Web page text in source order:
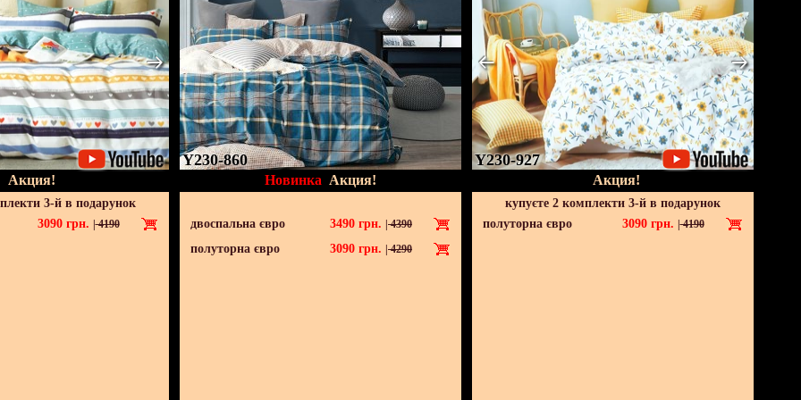
Акция!
3-й в подарунок
3090 грн. |4190
Y230-860
Новинка Акция!
двоспальна євро 3490 грн. 4390
полуторна євро 3090 грн. 4290
Y230-927
Акция!
купуєте 2 комплекти 3-й в подарунок
полуторна євро
3090 грн. |4190